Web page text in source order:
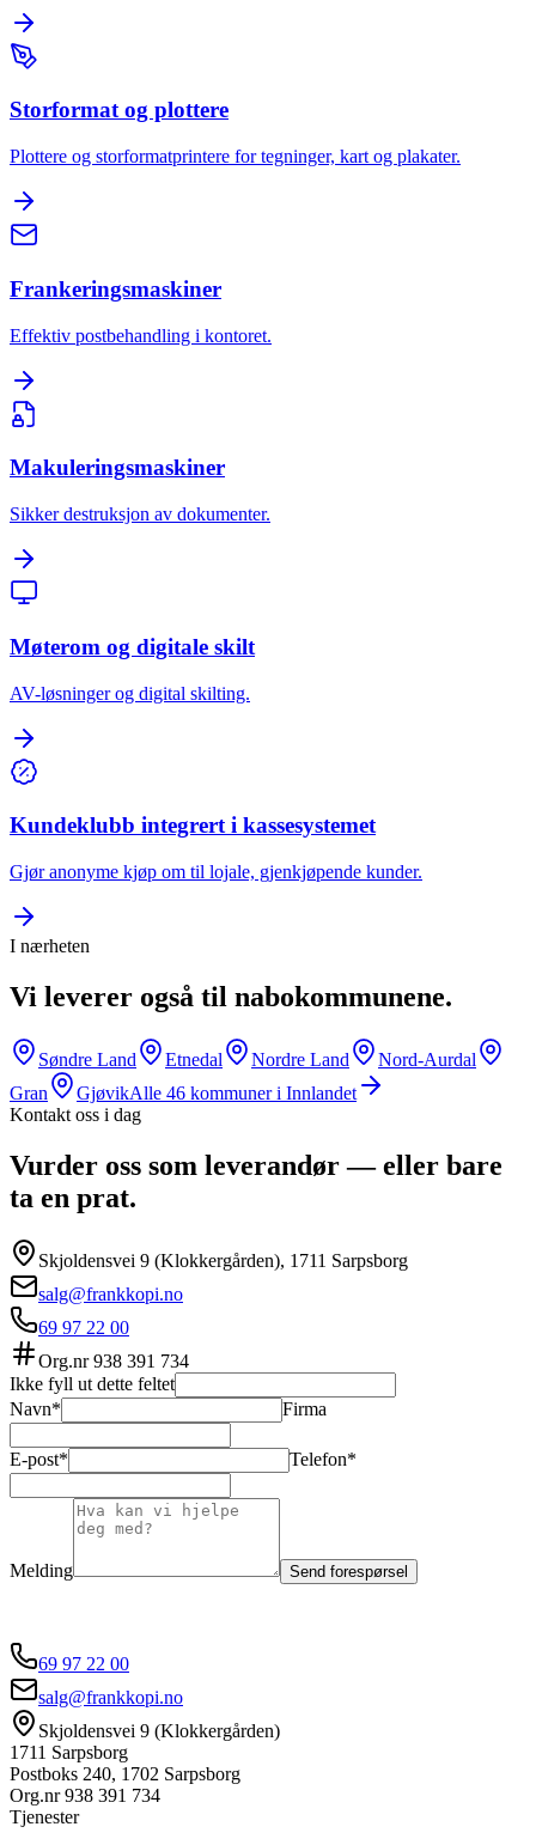
Storformat og plottere
Plottere og storformatprintere for tegninger, kart og plakater.
Frankeringsmaskiner
Effektiv postbehandling i kontoret.
Makuleringsmaskiner
Sikker destruksjon av dokumenter.
Møterom og digitale skilt
AV-løsninger og digital skilting.
Kundeklubb integrert i kassesystemet
Gjør anonyme kjøp om til lojale, gjenkjøpende kunder.
I nærheten
Vi leverer også til nabokommunene.
Søndre Land Etnedal Nordre Land
Nord-Aurdal
Gran
GjøvikAlle 46 kommuner i Innlandet
Kontakt oss i dag
Vurder oss som leverandør — eller bare
ta en prat.
Skjoldensvei 9 (Klokkergården), 1711 Sarpsborg
salg@frankkopi.no
69 97 22 00
Org.nr938 391 734
Ikke fyll ut dette feltet
Navn*
Firma
E-post* Telefon*
Melding Send forespørsel
69 97 22 00
salg@frankkopi.no
Skjoldensvei 9 (Klokkergården)
1711 Sarpsborg
Postboks 240, 1702 Sarpsborg
Org.nr938 391 734
Tjenester